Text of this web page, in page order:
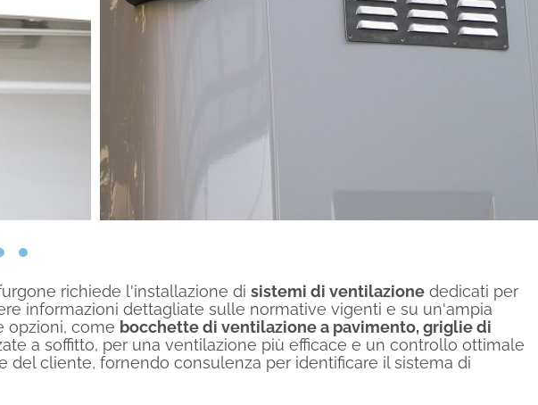
richiede l'installazione di sistemi di ventilazionededicati per
informazioni dettagliate sulle normative vigenti e su un'ampia
opzioni, come bocchette di ventilazione a pavimento, griglie di
a soffitto, per una ventilazione più efficace e un controllo ottimale
del cliente, fornendo consulenza per identificare il sistema di